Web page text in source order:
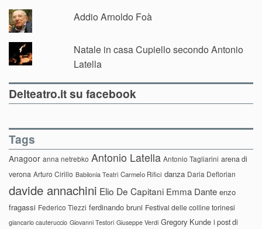
Addio Arnoldo Foà
Natale in casa Cupiello secondo Antonio
Latella
Delteatro.it su facebook
Tags
Anagoor anna netrebko Antonio Latella Antonio Tagliarini arena di
verona Arturo Cirillo Babilonia Teatri Carmelo Rifici danza Daria Deflorian
davide annachini Elio De Capitani Emma Dante enzo
fragassi Federico Tiezzi ferdinando bruni Festival delle colline torinesi
giancarlo cauteruccio Giovanni Testori Giuseppe Verdi Gregory Kunde i post di